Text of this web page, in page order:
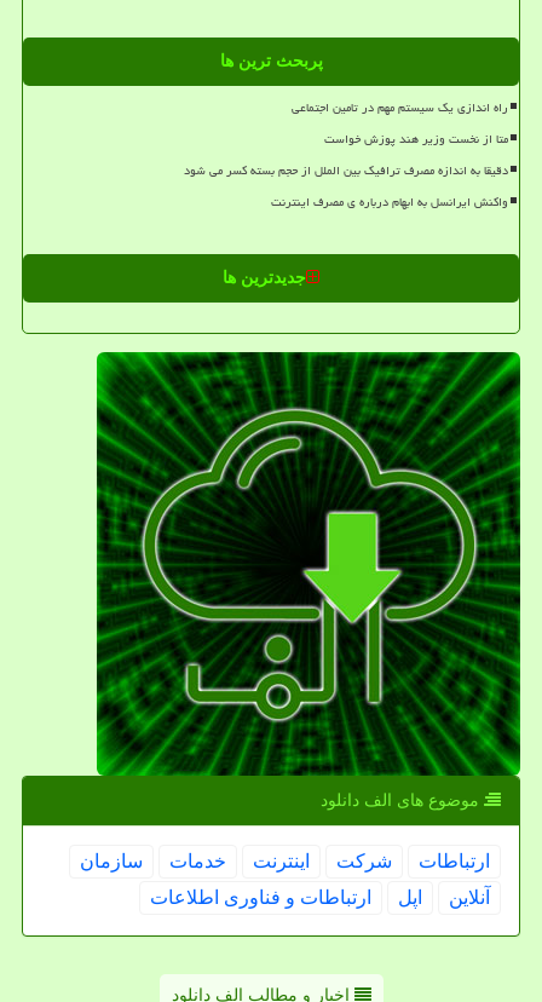
پربحث ترین ها
راه اندازی یک سیستم مهم در تامین اجتماعی
متا از نخست وزیر هند پوزش خواست
دقیقا به اندازه مصرف ترافیک بین الملل از حجم بسته کسر می شود
واکنش ایرانسل به ابهام درباره ی مصرف اینترنت
جدیدترین ها
موضوع های الف دانلود
ارتباطات شركت اینترنت خدمات
سازمان
آنلاین
اپل ارتباطات و فناوری اطلاعات
اخبار و مطالب الف دانلود